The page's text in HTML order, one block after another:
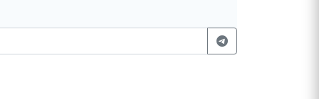
мощности равен 0,8?